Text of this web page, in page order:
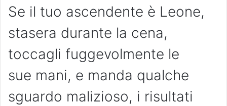
Se il tuo ascendente è Leone,
stasera durante la cena,
toccagli fuggevolmente le
sue mani, e manda qualche
sguardo malizioso, i risultati